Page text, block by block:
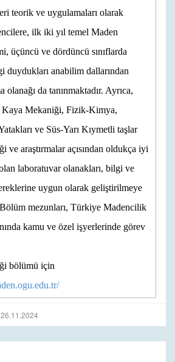
teorik ve uygulamaları olarak
ilk iki yıl temel Maden
üçüncü ve dördüncü sınıflarda
duydukları anabilim dallarından
olanağı da tanınmaktadır. Ayrıca,
Kaya Mekaniği, Fizik-Kimya,
ve Süs-Yarı Kıymetli taşlar
ve araştırmalar açısından oldukça iyi
laboratuvar olanakları, bilgi ve
uygun olarak geliştirilmeye
mezunları, Türkiye Madencilik
kamu ve özel işyerlerinde görev
bölümü için